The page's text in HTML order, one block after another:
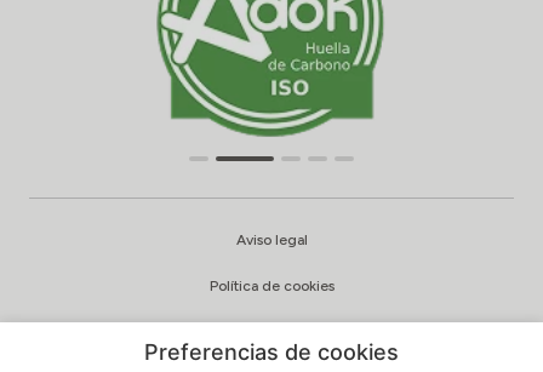
Aviso legal
Política de cookies
Preferencias de cookies